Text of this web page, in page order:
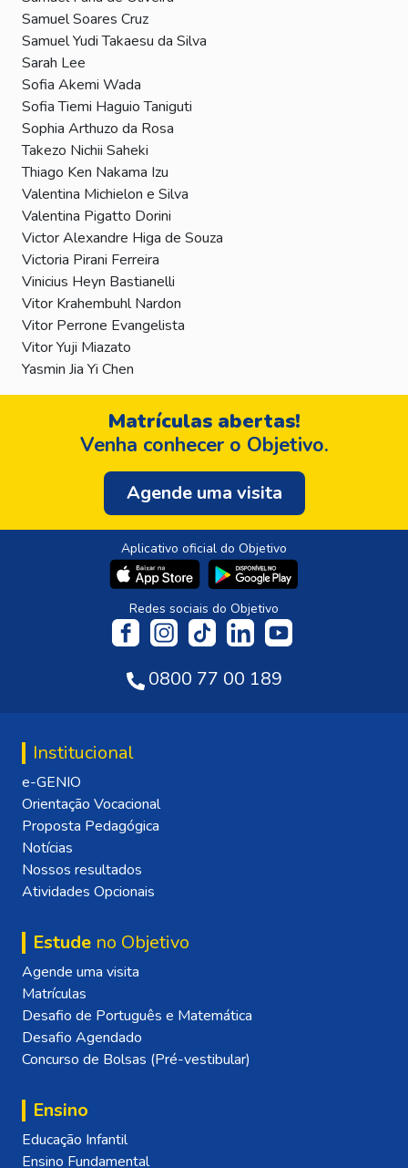
Samuel Soares Cruz
Samuel Yudi Takaesu da Silva
Sarah Lee
Sofia Akemi Wada
Sofia Tiemi Haguio Taniguti
Sophia Arthuzo da Rosa
Takezo Nichii Saheki
Thiago Ken Nakama Izu
Valentina Michielon e Silva
Valentina Pigatto Dorini
Victor Alexandre Higa de Souza
Victoria Pirani Ferreira
Vinicius Heyn Bastianelli
Vitor Krahembuhl Nardon
Vitor Perrone Evangelista
Vitor Yuji Miazato
Yasmin Jia Yi Chen
Matrículas abertas!
Venha conhecer o Objetivo.
Agende uma visita
Aplicativo oficial do Objetivo
Redes sociais do Objetivo
0800 77 00 189
Institucional
e-GENIO
Orientação Vocacional
Proposta Pedagógica
Notícias
Nossos resultados
Atividades Opcionais
Estude no Objetivo
Agende uma visita
Matrículas
Desafio de Português e Matemática
Desafio Agendado
Concurso de Bolsas (Pré-vestibular)
Ensino
Educação Infantil
Ensino Fundamental